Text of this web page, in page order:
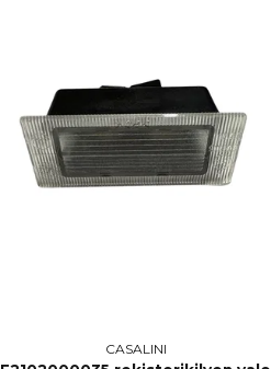
CASALINI